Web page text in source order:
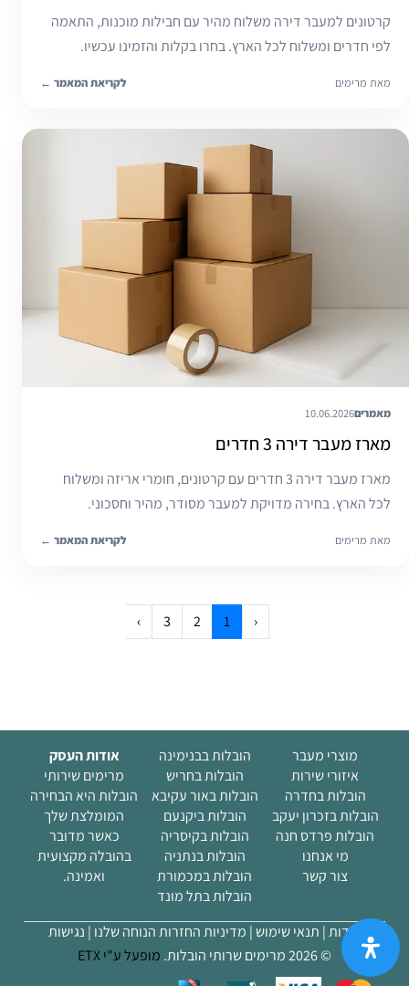
קרטונים למעבר דירה משלוח מהיר עם חבילות מוכנות, התאמה
לפי חדרים ומשלוח לכל הארץ. בחרו בקלות והזמינו עכשיו.
מאת מרימים לקריאת המאמר ←
מאמרים10.06.2026
מארז מעבר דירה 3 חדרים
מארז מעבר דירה 3 חדרים עם קרטונים, חומרי אריזה ומשלוח
לכל הארץ. בחירה מדויקת למעבר מסודר, מהיר וחסכוני.
מאת מרימים לקריאת המאמר ←
‹
1
2
3
›
מוצרי מעבר
איזורי שירות
הובלות בחדרה
הובלות בזכרון יעקב
הובלות פרדס חנה
מי אנחנו
צור קשר
(current)
הובלות בבנימינה
הובלות בחריש
הובלות באור עקיבא
הובלות ביקנעם
הובלות בקיסריה
הובלות בנתניה
הובלות במכמורת
הובלות בתל מונד
אודות העסק
מרימים שירותי
הובלות היא הבחירה
המומלצת שלך
כאשר מדובר
בהובלה מקצועית
ואמינה.
אודות | תנאי שימוש | מדיניות החזרות הנוחה שלנו | נגישות
© 2026 מרימים שרותי הובלות.
מופעל ע"י ETX